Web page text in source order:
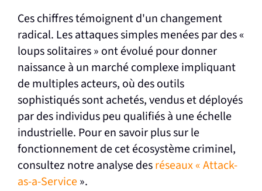
Ces chiffres témoignent d'un changement
radical. Les attaques simples menées par des «
loups solitaires » ont évolué pour donner
naissance à un marché complexe impliquant
de multiples acteurs, où des outils
sophistiqués sont achetés, vendus et déployés
par des individus peu qualifiés à une échelle
industrielle. Pour en savoir plus sur le
fonctionnement de cet écosystème criminel,
consultez notre analyse desréseaux « Attack-
as-a-Service».